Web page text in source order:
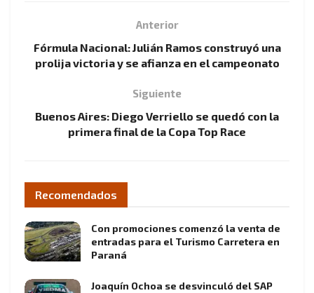
Anterior
Fórmula Nacional: Julián Ramos construyó una
prolija victoria y se afianza en el campeonato
Siguiente
Buenos Aires: Diego Verriello se quedó con la
primera final de la Copa Top Race
Recomendados
Con promociones comenzó la venta de
entradas para el Turismo Carretera en
Paraná
Joaquín Ochoa se desvinculó del SAP